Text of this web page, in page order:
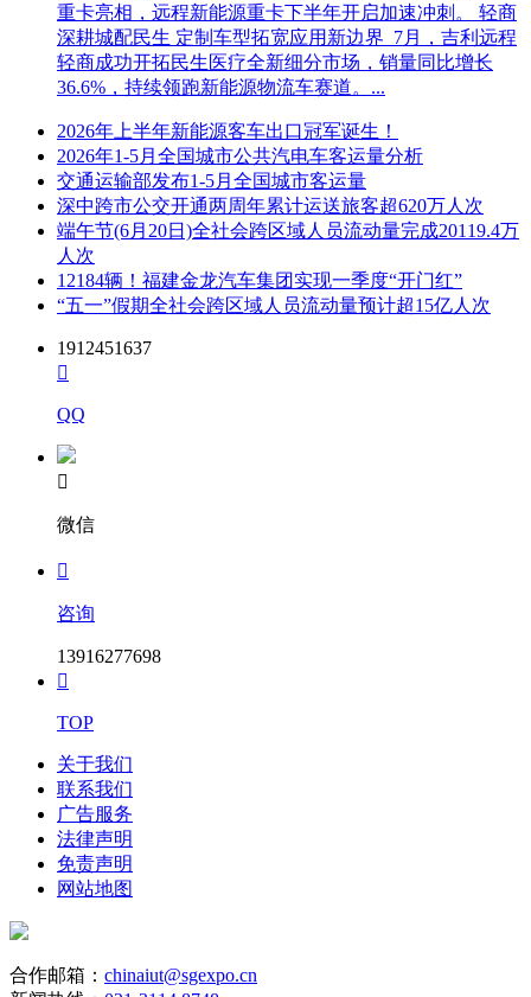
重卡亮相，远程新能源重卡下半年开启加速冲刺。 轻商
深耕城配民生 定制车型拓宽应用新边界 7月，吉利远程
轻商成功开拓民生医疗全新细分市场，销量同比增长
36.6%，持续领跑新能源物流车赛道。...
2026年上半年新能源客车出口冠军诞生！
2026年1-5月全国城市公共汽电车客运量分析
交通运输部发布1-5月全国城市客运量
深中跨市公交开通两周年累计运送旅客超620万人次
端午节(6月20日)全社会跨区域人员流动量完成20119.4万
人次
12184辆！福建金龙汽车集团实现一季度“开门红”
“五一”假期全社会跨区域人员流动量预计超15亿人次
1912451637

QQ

微信

咨询
13916277698

TOP
关于我们
联系我们
广告服务
法律声明
免责声明
网站地图
合作邮箱： chinaiut@sgexpo.cn